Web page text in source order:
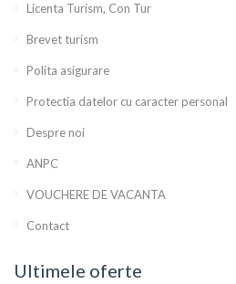
Licenta Turism, Con Tur
Brevet turism
Polita asigurare
Protectia datelor cu caracter personal
Despre noi
ANPC
VOUCHERE DE VACANTA
Contact
Ultimele oferte